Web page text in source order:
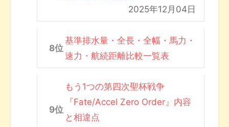
2025年12月04日
基準排水量・全長・全幅・馬力・
速力・航続距離比較一覧表
もう1つの第四次聖杯戦争
『Fate/Accel Zero Order』内容
と相違点